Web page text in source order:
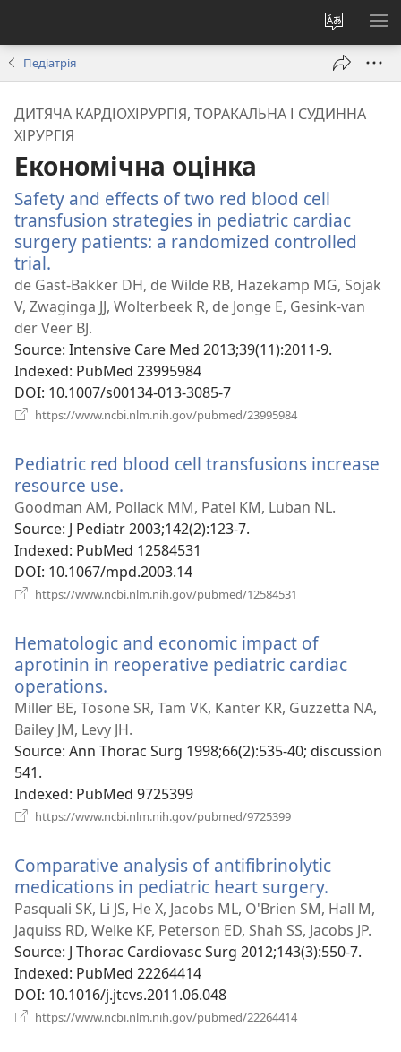
Змінити
мову
сайту
Педіатрія
ДИТЯЧА КАРДІОХІРУРГІЯ, ТОРАКАЛЬНА І СУДИННА
ХІРУРГІЯ
Економічна оцінка
Safety and effects of two red blood cell
transfusion strategies in pediatric cardiac
surgery patients: a randomized controlled
trial.
у
новому
вікні)
de Gast-Bakker DH, de Wilde RB, Hazekamp MG, Sojak
V, Zwaginga JJ, Wolterbeek R, de Jonge E, Gesink-van
der Veer BJ.
Source‎: Intensive Care Med 2013;39(11):2011-9.
Indexed‎: PubMed 23995984
DOI‎: 10.1007/s00134-013-3085-7
https://www.ncbi.nlm.nih.gov/pubmed/23995984
вікні)
Pediatric red blood cell transfusions increase
resource use.
у
новому
вікні)
Goodman AM, Pollack MM, Patel KM, Luban NL.
Source‎: J Pediatr 2003;142(2):123-7.
Indexed‎: PubMed 12584531
DOI‎: 10.1067/mpd.2003.14
https://www.ncbi.nlm.nih.gov/pubmed/12584531
вікні)
Hematologic and economic impact of
aprotinin in reoperative pediatric cardiac
operations.
у
новому
вікні)
Miller BE, Tosone SR, Tam VK, Kanter KR, Guzzetta NA,
Bailey JM, Levy JH.
Source‎: Ann Thorac Surg 1998;66(2):535-40; discussion
541.
Indexed‎: PubMed 9725399
https://www.ncbi.nlm.nih.gov/pubmed/9725399
вікні)
Comparative analysis of antifibrinolytic
medications in pediatric heart surgery.
у
новому
вікні)
Pasquali SK, Li JS, He X, Jacobs ML, O'Brien SM, Hall M,
Jaquiss RD, Welke KF, Peterson ED, Shah SS, Jacobs JP.
Source‎: J Thorac Cardiovasc Surg 2012;143(3):550-7.
Indexed‎: PubMed 22264414
DOI‎: 10.1016/j.jtcvs.2011.06.048
https://www.ncbi.nlm.nih.gov/pubmed/22264414